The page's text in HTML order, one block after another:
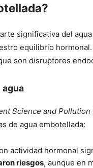
significativa del
equilibrio
son disruptores
agua
Science and Pollution
de agua embotellada:
actividad hormonal
riesgos, aunque en